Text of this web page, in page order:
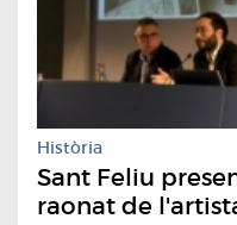
Història
Sant Feliu
raonat de